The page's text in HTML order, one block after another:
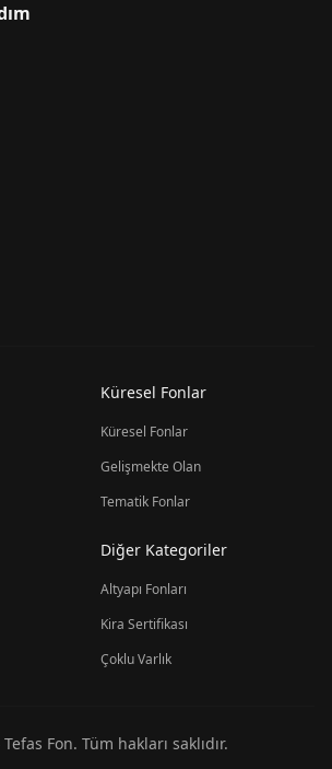
Küresel Fonlar
Küresel Fonlar
Gelişmekte Olan
Tematik Fonlar
Diğer Kategoriler
Altyapı Fonları
Kira Sertifikası
Çoklu Varlık
Fon. Tüm hakları saklıdır.